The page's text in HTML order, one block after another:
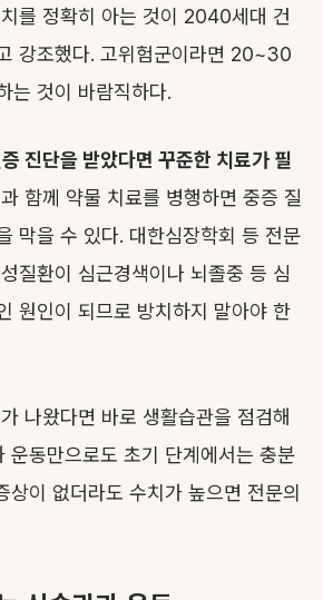
를 정확히 아는 것이 2040세대 건
강조했다. 고위험군이라면 20~30
는 것이 바람직하다.
진단을 받았다면 꾸준한 치료가 필
함께 약물 치료를 병행하면 중증 질
막을 수 있다. 대한심장학회 등 전문
질환이 심근경색이나 뇌졸중 등 심
원인이 되므로 방치하지 말아야 한
나왔다면 바로 생활습관을 점검해
운동만으로도 초기 단계에서는 충분
상이 없더라도 수치가 높으면 전문의